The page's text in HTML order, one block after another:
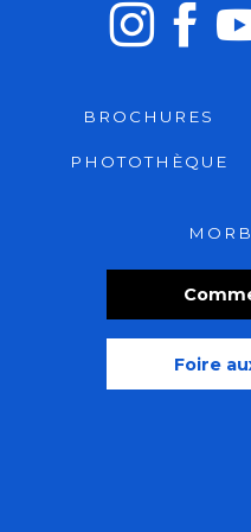
Foire
BROCHURES
PHOTOTHÈQUE